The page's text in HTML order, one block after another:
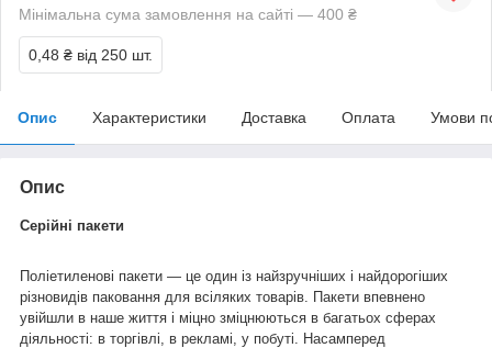
Мінімальна сума замовлення на сайті — 400 ₴
0,48 ₴ від 250 шт.
Опис Характеристики Доставка Оплата Умови
Опис
Серійні пакети
Поліетиленові пакети — це один із найзручніших і найдорогіших
різновидів паковання для всіляких товарів. Пакети впевнено
увійшли в наше життя і міцно зміцнюються в багатьох сферах
діяльності: в торгівлі, в рекламі, у побуті. Насамперед